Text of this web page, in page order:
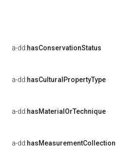
a-dd:hasConservationStatus
a-dd:hasCulturalPropertyType
a-dd:hasMaterialOrTechnique
a-dd:hasMeasurementCollection